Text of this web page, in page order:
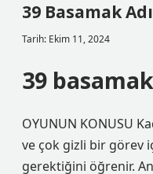
39 Basamak
Tarih: Ekim 11, 2024
39
OYUNUN KONUSU
ve çok gizli bir görev
gerektiğini öğrenir.